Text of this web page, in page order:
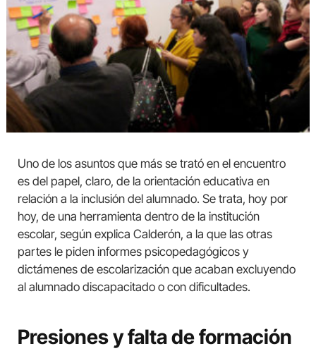
Uno de los asuntos que más se trató en el encuentro
es del papel, claro, de la orientación educativa en
relación a la inclusión del alumnado. Se trata, hoy por
hoy, de una herramienta dentro de la institución
escolar, según explica Calderón, a la que las otras
partes le piden informes psicopedagógicos y
dictámenes de escolarización que acaban excluyendo
al alumnado discapacitado o con dificultades.
Presiones y falta de formación